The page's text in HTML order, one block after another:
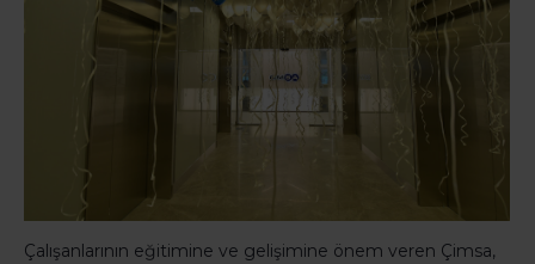
Çalışanlarının eğitimine ve gelişimine önem veren Çimsa,